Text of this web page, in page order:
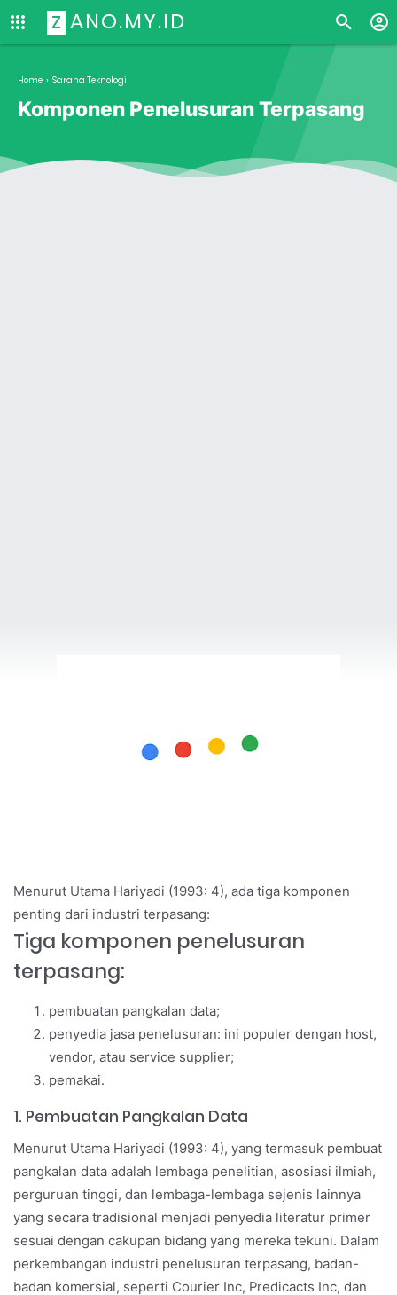
Z ANO.MY.ID
Home › Sarana Teknologi
Komponen Penelusuran Terpasang
Menurut Utama Hariyadi (1993: 4), ada tiga komponen
penting dari industri terpasang:
Tiga komponen penelusuran
terpasang:
pembuatan pangkalan data;
penyedia jasa penelusuran: ini populer dengan host,
vendor, atau service supplier;
pemakai.
1. Pembuatan Pangkalan Data
Menurut Utama Hariyadi (1993: 4), yang termasuk pembuat
pangkalan data adalah lembaga penelitian, asosiasi ilmiah,
perguruan tinggi, dan lembaga-lembaga sejenis lainnya
yang secara tradisional menjadi penyedia literatur primer
sesuai dengan cakupan bidang yang mereka tekuni. Dalam
perkembangan industri penelusuran terpasang, badan-
badan komersial, seperti Courier Inc, Predicacts Inc, dan